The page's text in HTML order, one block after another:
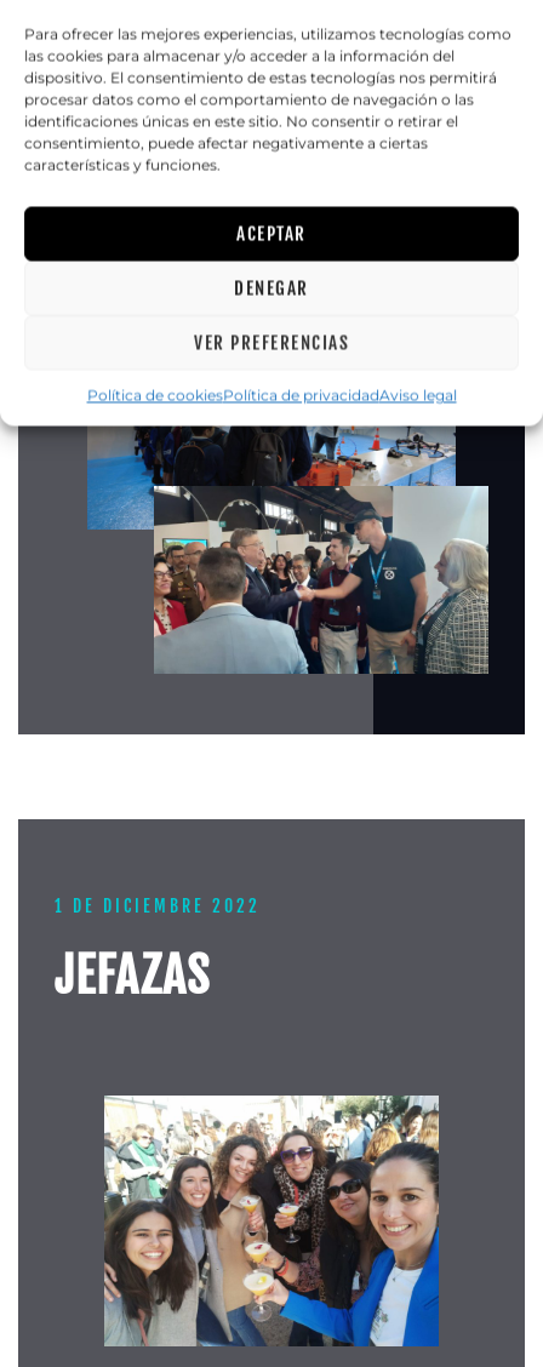
Para ofrecer las mejores experiencias, utilizamos tecnologías como
las cookies para almacenar y/o acceder a la información del
dispositivo. El consentimiento de estas tecnologías nos permitirá
procesar datos como el comportamiento de navegación o las
identificaciones únicas en este sitio. No consentir o retirar el
consentimiento, puede afectar negativamente a ciertas
características y funciones.
ACEPTAR
DENEGAR
VER PREFERENCIAS
Política de cookiesPolítica de privacidadAviso legal
14-18 DE NOVIEMBRE 2022
FERIA DESTACA VILA-
REAL
1 DE DICIEMBRE 2022
JEFAZAS